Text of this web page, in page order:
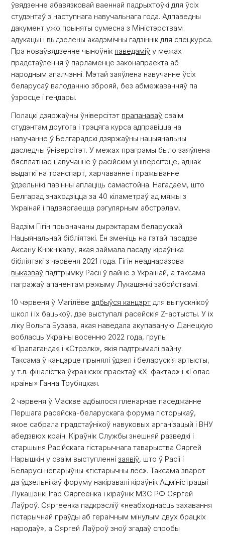
ўвядзенне абавязковай ваеннай падрыхтоўкі для ўсіх
студэнтаў з наступнага навучальнага года. Адпаведны
дакумент ужо прыняты сумесна з Міністэрствам
адукацыі і выдзелены акадэмічны гадзіннік для спецкурса.
Пра новаўвядзенне чыноўнік паведаміў у межах
прадстаўлення ў парламенце законапраекта аб
народным апалчэнні. Мэтай заяўлена навучанне ўсіх
беларусаў валоданню зброяй, без абмежаванняў па
ўзросце і гендары.
Полацкі дзяржаўны ўніверсітэт прапанаваў сваім
студэнтам другога і трэцяга курса адправіцца на
навучанне ў Белгарадскі дзяржаўны нацыянальны
даследчы ўніверсітэт. У межах праграмы было заяўлена
бясплатнае навучанне ў расійскім універсітэце, аднак
выдаткі на транспарт, харчаванне і пражыванне
ўдзельнікі павінны аплаціць самастойна. Нагадаем, што
Белгарад знаходзіцца за 40 кіламетраў ад мяжы з
Украінай і падвяргаецца рэгулярным абстрэлам.
Вадзім Гігін прызначаны дырэктарам беларускай
Нацыянальнай бібліятэкі. Ён зменіць на гэтай пасадзе
Аксану Кніжнікаву, якая займала пасаду кіраўніка
бібліятэкі з чэрвеня 2021 года. Гігін неаднаразова
выказваў падтрымку Расіі ў вайне з Украінай, а таксама
пагражаў апанентам рэжыму Лукашэнкі забойствамі.
10 чэрвеня ў Магілёве адбыўся канцэрт для выпускнікоў
школ і іх бацькоў, дзе выступалі расейскія Z-артысты. У іх
ліку Вольга Бузава, якая наведала акупаваную Данецкую
вобласць Украіны восенню 2022 года, групы
«Прапаганда« і «Стрэлкі», якія падтрымалі вайну.
Таксама ў канцэрце прынялі ўдзел і беларускія артысты,
у т.л. фіналістка ўкраінскіх праектаў «Х-фактар» і «Голас
краіны» Ганна Трубяцкая.
2 чэрвеня ў Маскве адбылося пленарнае паседжанне
Першага расейска-беларускага форума гісторыкаў,
якое сабрала прадстаўнікоў навуковых арганізацый і ВНУ
абедзвюх краін. Кіраўнік Службы знешняй разведкі і
старшыня Расійскага гістарычнага таварыства Сяргей
Нарышкін у сваім выступленнізаявіў, што ў Расіі і
Беларусі непарыўны «гістарычны лёс». Таксама зварот
да ўдзельнікаў форуму накіравалі кіраўнік Адміністрацыі
Лукашэнкі Ігар Сяргеенка і кіраўнік МЗС РФ Сяргей
Лаўроў. Сяргеенка падкрэсліў «неабходнасць захавання
гістарычнай праўды аб гераічным мінулым двух брацкіх
народаў», а Сяргей Лаўроў зноў згадаў спробы